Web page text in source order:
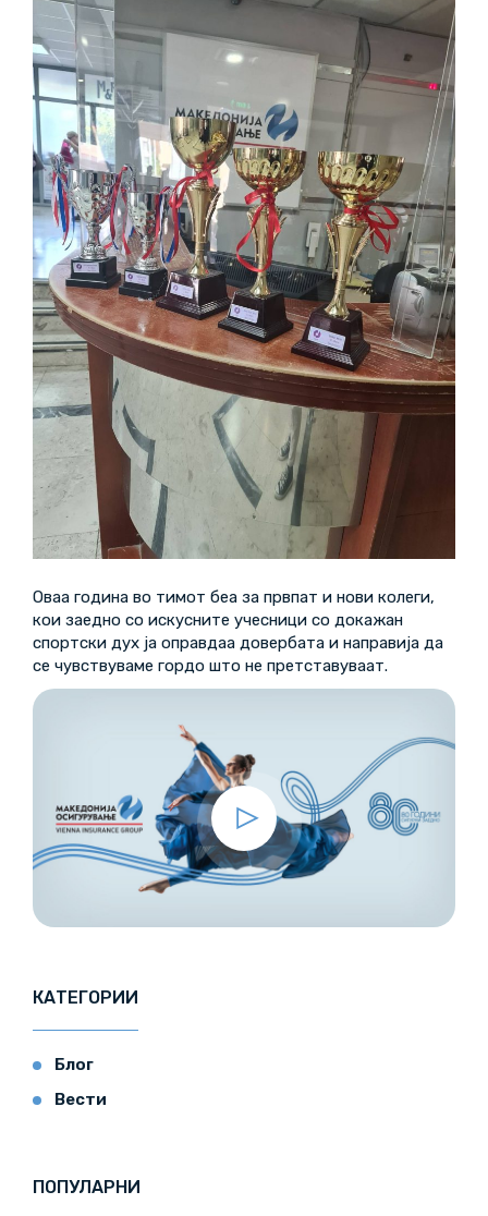
Оваа година во тимот беа за првпат и нови колеги,
кои заедно со искусните учесници со докажан
спортски дух ја оправдаа довербата и направија да
се чувствуваме гордо што не претставуваат.
КАТЕГОРИИ
Блог
Вести
ПОПУЛАРНИ